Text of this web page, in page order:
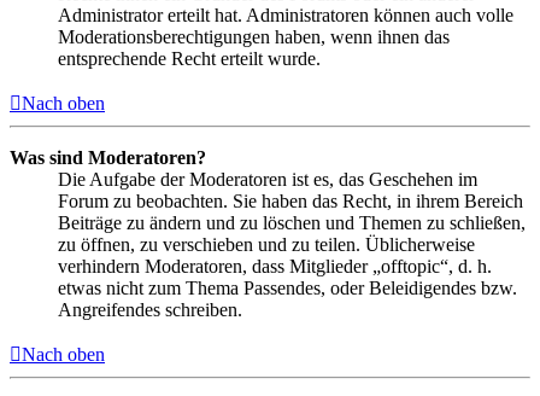
Administrator erteilt hat. Administratoren können auch volle
Moderationsberechtigungen haben, wenn ihnen das
entsprechende Recht erteilt wurde.
Nach oben
Was sind Moderatoren?
Die Aufgabe der Moderatoren ist es, das Geschehen im
Forum zu beobachten. Sie haben das Recht, in ihrem Bereich
Beiträge zu ändern und zu löschen und Themen zu schließen,
zu öffnen, zu verschieben und zu teilen. Üblicherweise
verhindern Moderatoren, dass Mitglieder „offtopic“, d. h.
etwas nicht zum Thema Passendes, oder Beleidigendes bzw.
Angreifendes schreiben.
Nach oben